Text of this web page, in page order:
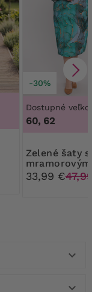
-30%
Dostupné
60, 62
Zelené šaty s
mramorovým
vzorom
33,99 €

